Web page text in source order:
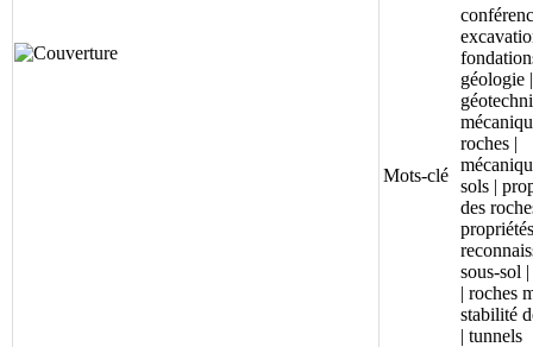
Mots-clé
géologie |
roches |
sols |
des
sous-sol
| roches
stabilité
| tunnels